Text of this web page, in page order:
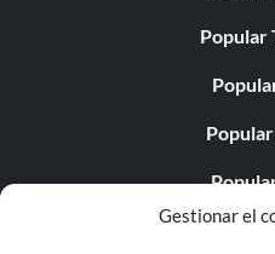
Gestionar el
Objetivo: Completar Into the
Objetivo: Completar el
Popular
Popular